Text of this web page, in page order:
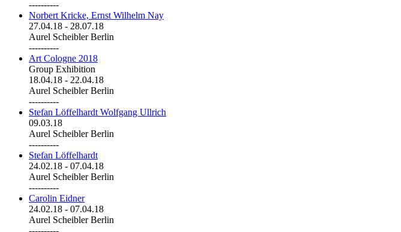
----------
Norbert Kricke, Ernst Wilhelm Nay
27.04.18 - 28.07.18
Aurel Scheibler Berlin
----------
Art Cologne 2018
Group Exhibition
18.04.18 - 22.04.18
Aurel Scheibler Berlin
----------
Stefan Löffelhardt Wolfgang Ullrich
09.03.18
Aurel Scheibler Berlin
----------
Stefan Löffelhardt
24.02.18 - 07.04.18
Aurel Scheibler Berlin
----------
Carolin Eidner
24.02.18 - 07.04.18
Aurel Scheibler Berlin